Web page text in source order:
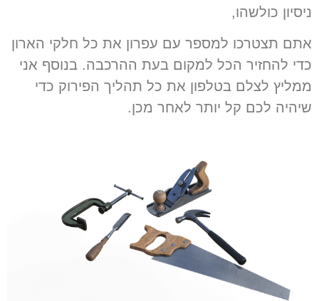
ניסיון כולשהו,
אתם תצטרכו למספר עם עפרון את כל חלקי הארון
כדי להחזיר הכל למקום בעת ההרכבה. בנוסף אני
ממליץ לצלם בטלפון את כל תהליך הפירוק כדי
שיהיה לכם קל יותר לאחר מכן.